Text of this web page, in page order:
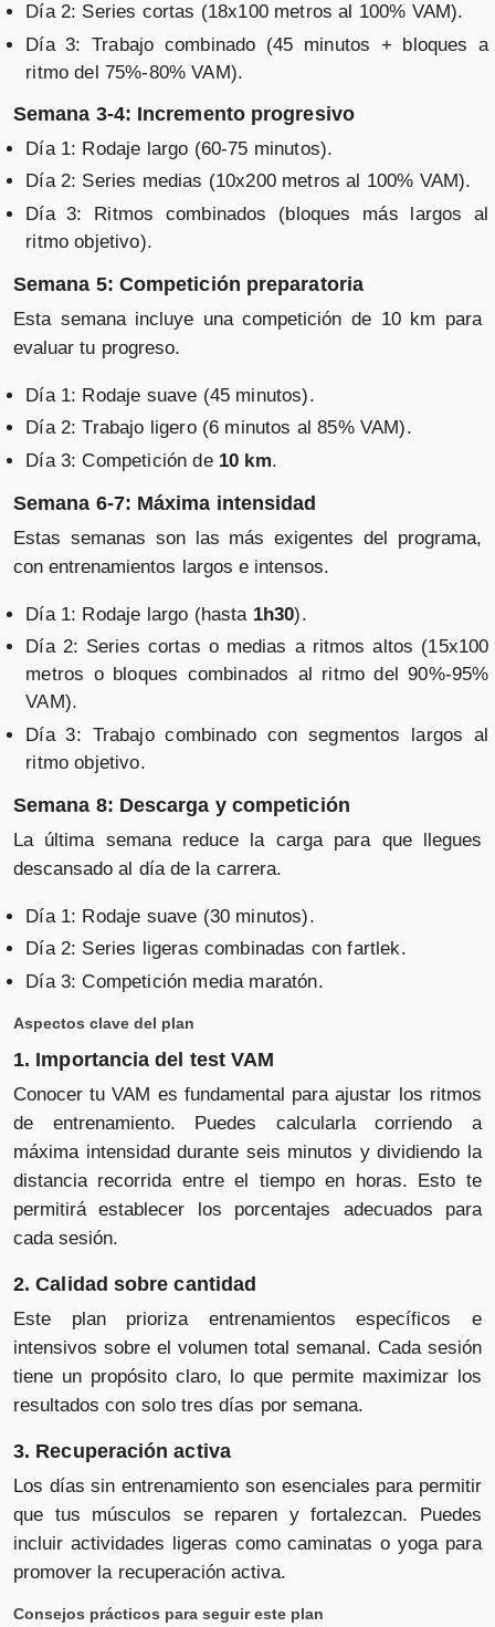
Día 2: Series cortas (18x100 metros al 100% VAM).
Día 3: Trabajo combinado (45 minutos + bloques a
ritmo del 75%-80% VAM).
Semana 3-4: Incremento progresivo
Día 1: Rodaje largo (60-75 minutos).
Día 2: Series medias (10x200 metros al 100% VAM).
Día 3: Ritmos combinados (bloques más largos al
ritmo objetivo).
Semana 5: Competición preparatoria
Esta semana incluye una competición de 10 km para
evaluar tu progreso.
Día 1: Rodaje suave (45 minutos).
Día 2: Trabajo ligero (6 minutos al 85% VAM).
Día 3: Competición de 10 km.
Semana 6-7: Máxima intensidad
Estas semanas son las más exigentes del programa,
con entrenamientos largos e intensos.
Día 1: Rodaje largo (hasta 1h30).
Día 2: Series cortas o medias a ritmos altos (15x100
metros o bloques combinados al ritmo del 90%-95%
VAM).
Día 3: Trabajo combinado con segmentos largos al
ritmo objetivo.
Semana 8: Descarga y competición
La última semana reduce la carga para que llegues
descansado al día de la carrera.
Día 1: Rodaje suave (30 minutos).
Día 2: Series ligeras combinadas con fartlek.
Día 3: Competición media maratón.
Aspectos clave del plan
1. Importancia del test VAM
Conocer tu VAM es fundamental para ajustar los ritmos
de entrenamiento. Puedes calcularla corriendo a
máxima intensidad durante seis minutos y dividiendo la
distancia recorrida entre el tiempo en horas. Esto te
permitirá establecer los porcentajes adecuados para
cada sesión.
2. Calidad sobre cantidad
Este plan prioriza entrenamientos específicos e
intensivos sobre el volumen total semanal. Cada sesión
tiene un propósito claro, lo que permite maximizar los
resultados con solo tres días por semana.
3. Recuperación activa
Los días sin entrenamiento son esenciales para permitir
que tus músculos se reparen y fortalezcan. Puedes
incluir actividades ligeras como caminatas o yoga para
promover la recuperación activa.
Consejos prácticos para seguir este plan